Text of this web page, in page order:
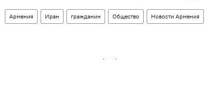
Армения Иран гражданин Общество Новости Армения